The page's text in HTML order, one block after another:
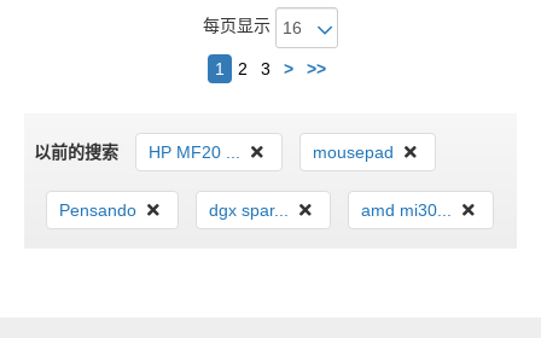
每页显示
1 2 3 > >>下
以前的搜索
HP MF20 ... mousepad
Pensando dgx spar... amd mi30...